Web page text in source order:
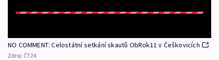
NO COMMENT: Celostátní setkání skautů ObRok11 v Češkovicích
Zdroj: ČT24